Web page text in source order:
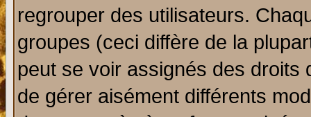
regrouper des utilisateurs.
groupes (ceci diffère de la
peut se voir assignés des
de gérer aisément différents